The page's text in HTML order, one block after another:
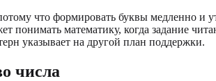
что формировать буквы медленно
понимать математику, когда задание
указывает на другой план поддержки.
числа